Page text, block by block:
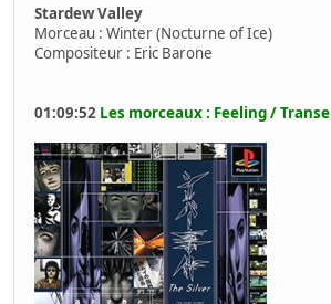
Stardew Valley
Morceau : Winter (Nocturne of Ice)
Compositeur : Eric Barone
01:09:52 Les morceaux : Feeling / Transe